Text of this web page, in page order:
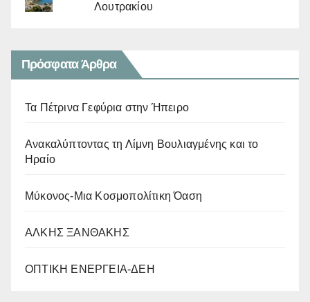
Λουτρακίου
Πρόσφατα Άρθρα
Τα Πέτρινα Γεφύρια στην Ήπειρο
Ανακαλύπτοντας τη Λίμνη Βουλιαγμένης και το
Ηραίο
Μύκονος-Μια Κοσμοπολίτικη Όαση
ΑΛΚΗΣ ΞΑΝΘΑΚΗΣ
ΟΠΤΙΚΗ ΕΝΕΡΓΕΙΑ-ΔΕΗ